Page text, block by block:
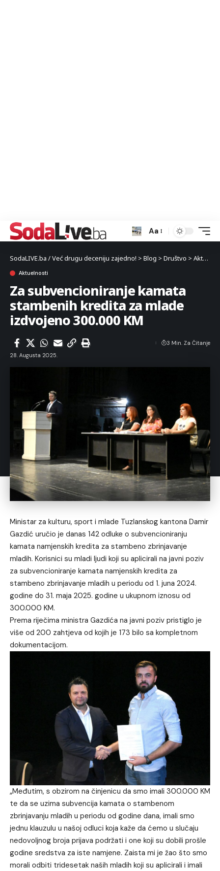
Aa
SodaLIVE.ba / Već drugu deceniju zajedno! > Blog > Društvo > Aktuelnosti
Aktuelnosti
Za subvencioniranje kamata
stambenih kredita za mlade
izdvojeno 300.000 KM
28. Augusta 2025.
3 Min. Za Čitanje
Ministar za kulturu, sport i mlade Tuzlanskog kantona Damir
Gazdić uručio je danas 142 odluke o subvencioniranju
kamata namjenskih kredita za stambeno zbrinjavanje
mladih. Korisnici su mladi ljudi koji su aplicirali na javni poziv
za subvencioniranje kamata namjenskih kredita za
stambeno zbrinjavanje mladih u periodu od 1. juna 2024.
godine do 31. maja 2025. godine u ukupnom iznosu od
300.000 KM.
Prema riječima ministra Gazdića na javni poziv pristiglo je
više od 200 zahtjeva od kojih je 173 bilo sa kompletnom
dokumentacijom.
„Međutim, s obzirom na činjenicu da smo imali 300.000 KM
te da se uzima subvencija kamata o stambenom
zbrinjavanju mladih u periodu od godine dana, imali smo
jednu klauzulu u našoj odluci koja kaže da ćemo u slučaju
nedovoljnog broja prijava podržati i one koji su dobili prošle
godine sredstva za iste namjene. Zaista mi je žao što smo
morali odbiti tridesetak naših mladih koji su aplicirali i imali